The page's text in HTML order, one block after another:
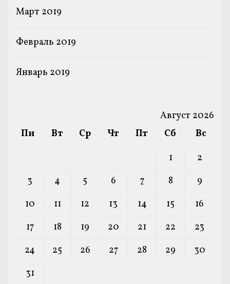
Март 2019
Февраль 2019
Январь 2019
Август 2026
Пн
Вт Ср Чт Пт Сб
Вс
1
2
3
4 5 6 7 8
9
10
11 12 13 14 15
16
17
18 19 20 21 22
23
24
25 26 27 28 29
30
31